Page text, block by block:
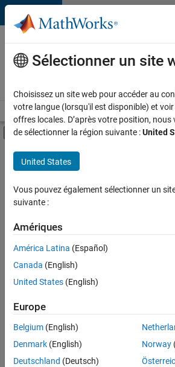
Passer au contenu
Votre
carrière
chez
Accueil Explorer nos opportunités
Activer/désactiver
Contenu principal
FILTRER PAR
Ventes pour l'éducation
Communication marketing
Services marketing
Actuellement,
aucune
offre
d'emploi
correspondant
à vos
critères
de
recherche.
Sélectionner un site
Choisissez un site web pour accéder au
votre langue (lorsqu'il est disponible) et
offres locales. D’après votre position,
de sélectionner la région suivante :United
United States
Vous pouvez également sélectionner un
suivante :
Amériques
América Latina (Español)
Canada (English)
United States (English)
Europe
Belgium (English)
Denmark (English)
Deutschland (Deutsch)
Norway